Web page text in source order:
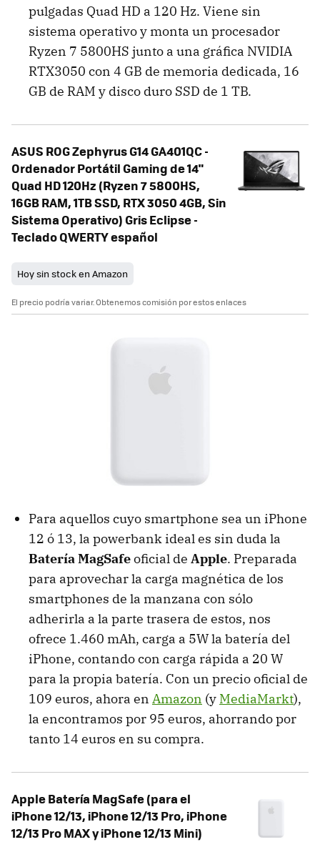
pulgadas Quad HD a 120 Hz. Viene sin
sistema operativo y monta un procesador
Ryzen 7 5800HS junto a una gráfica NVIDIA
RTX3050 con 4 GB de memoria dedicada, 16
GB de RAM y disco duro SSD de 1 TB.
ASUS ROG Zephyrus G14 GA401QC -
Ordenador Portátil Gaming de 14"
Quad HD 120Hz (Ryzen 7 5800HS,
16GB RAM, 1TB SSD, RTX 3050 4GB, Sin
Sistema Operativo) Gris Eclipse -
Teclado QWERTY español
Hoy sin stock en Amazon
El precio podría variar. Obtenemos comisión por estos enlaces
Para aquellos cuyo smartphone sea un iPhone
12 ó 13, la powerbank ideal es sin duda la
Batería MagSafeoficial de Apple. Preparada
para aprovechar la carga magnética de los
smartphones de la manzana con sólo
adherirla a la parte trasera de estos, nos
ofrece 1.460 mAh, carga a 5W la batería del
iPhone, contando con carga rápida a 20 W
para la propia batería. Con un precio oficial de
109 euros, ahora en Amazon (y MediaMarkt),
la encontramos por 95 euros, ahorrando por
tanto 14 euros en su compra.
Apple Batería MagSafe (para el
iPhone 12/13, iPhone 12/13 Pro, iPhone
12/13 Pro MAX y iPhone 12/13 Mini)